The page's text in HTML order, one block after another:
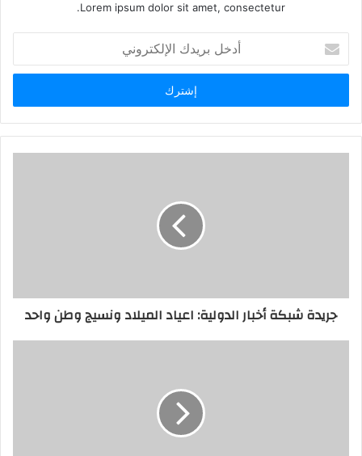
Lorem ipsum dolor sit amet, consectetur.
بريدك
الإلكتروني
جريدة شبكة أخبار الدولية: اعياد الميلاد ونسيج وطن واحد